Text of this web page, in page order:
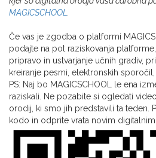
MAGICSCHOOL
Če vas je zgodba o platformi
podajte na pot raziskovanja
pripravo in ​​ustvarjanje učnih gradiv,
kreiranje pesmi, elektronskih
PS: Naj bo MAGICSCHOOL le ena
raziskali. Ne pozabite si ogledati
orodij, ki smo jih predstavili ta teden.
kodo in odprite vrata novim